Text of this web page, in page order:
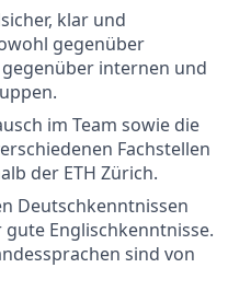
klar und
gegenüber
internen und
im Team sowie die
Fachstellen
der ETH Zürich.
Deutschkenntnissen
Englischkenntnisse.
sind von